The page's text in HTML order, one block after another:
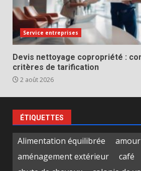
Service entreprises
Devis nettoyage copropriété :
critères de tarification
2 août 2026
ÉTIQUETTES
Alimentation équilibrée
amour
aménagement extérieur
café